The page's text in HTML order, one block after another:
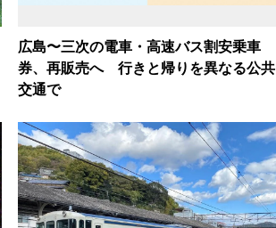
広島〜三次の電車・高速バス割安乗車
券、再販売へ 行きと帰りを異なる公共
交通で